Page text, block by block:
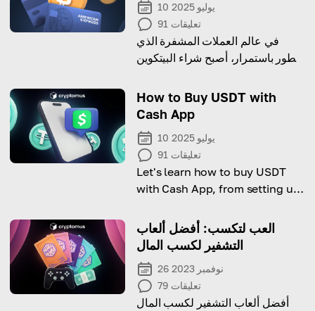
10 يوليو 2025
91 تعليقات
في عالم العملات المشفرة الذي
يتطور باستمرار، أصبح شراء البيتكوين
American Express خيارًا شائعًا
بشكل متزايد.
How to Buy USDT with
Cash App
10 يوليو 2025
91 تعليقات
Let's learn how to buy USDT
with Cash App, from setting up
purchase.
العب لتكسب: أفضل ألعاب
التشفير لكسب المال
26 نوفمبر 2023
79 تعليقات
أفضل ألعاب التشفير لكسب المال